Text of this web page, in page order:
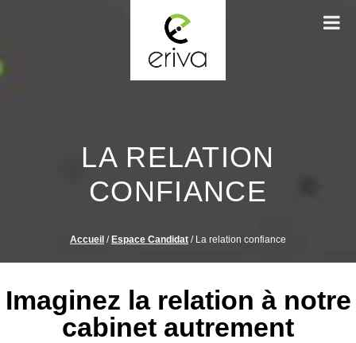
LA RELATION
CONFIANCE
Accueil / Espace Candidat / La relation confiance
Imaginez la relation à notre
cabinet autrement